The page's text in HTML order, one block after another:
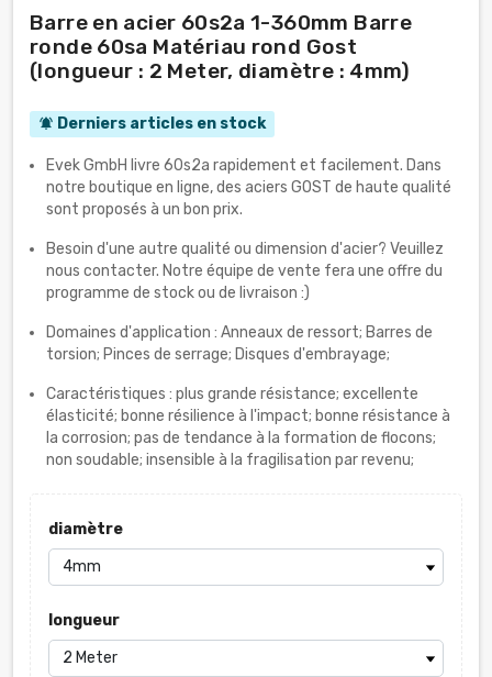
Barre en acier 60s2a 1-360mm Barre
ronde 60sa Matériau rond Gost
(longueur : 2 Meter, diamètre : 4mm)
notifications_active Derniers articles en stock
Evek GmbH livre 60s2a rapidement et facilement. Dans
notre boutique en ligne, des aciers GOST de haute qualité
sont proposés à un bon prix.
Besoin d'une autre qualité ou dimension d'acier? Veuillez
nous contacter. Notre équipe de vente fera une offre du
programme de stock ou de livraison :)
Domaines d'application : Anneaux de ressort; Barres de
torsion; Pinces de serrage; Disques d'embrayage;
Caractéristiques : plus grande résistance; excellente
élasticité; bonne résilience à l'impact; bonne résistance à
la corrosion; pas de tendance à la formation de flocons;
non soudable; insensible à la fragilisation par revenu;
diamètre
longueur